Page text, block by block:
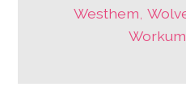
Westhem ,
Workum